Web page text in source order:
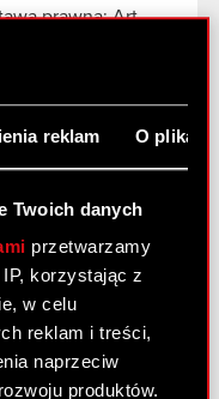
reklam O
Twoich danych
przetwarzamy
korzystając z
w celu
reklam i treści,
naprzeciw
produktów.
prawna: Art.
S.A. z
pozwu
Art. 17 MAR
do raportu
2021 roku,